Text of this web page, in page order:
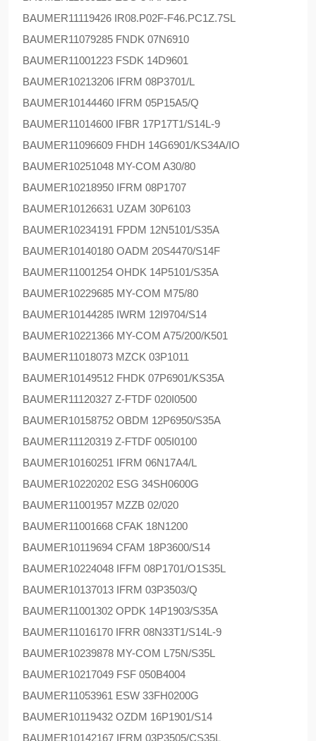
BAUMER11119426 IR08.P02F-F46.PC1Z.7SL
BAUMER11079285 FNDK 07N6910
BAUMER11001223 FSDK 14D9601
BAUMER10213206 IFRM 08P3701/L
BAUMER10144460 IFRM 05P15A5/Q
BAUMER11014600 IFBR 17P17T1/S14L-9
BAUMER11096609 FHDH 14G6901/KS34A/IO
BAUMER10251048 MY-COM A30/80
BAUMER10218950 IFRM 08P1707
BAUMER10126631 UZAM 30P6103
BAUMER10234191 FPDM 12N5101/S35A
BAUMER10140180 OADM 20S4470/S14F
BAUMER11001254 OHDK 14P5101/S35A
BAUMER10229685 MY-COM M75/80
BAUMER10144285 IWRM 12I9704/S14
BAUMER10221366 MY-COM A75/200/K501
BAUMER11018073 MZCK 03P1011
BAUMER10149512 FHDK 07P6901/KS35A
BAUMER11120327 Z-FTDF 020I0500
BAUMER10158752 OBDM 12P6950/S35A
BAUMER11120319 Z-FTDF 005I0100
BAUMER10160251 IFRM 06N17A4/L
BAUMER10220202 ESG 34SH0600G
BAUMER11001957 MZZB 02/020
BAUMER11001668 CFAK 18N1200
BAUMER10119694 CFAM 18P3600/S14
BAUMER10224048 IFFM 08P1701/O1S35L
BAUMER10137013 IFRM 03P3503/Q
BAUMER11001302 OPDK 14P1903/S35A
BAUMER11016170 IFRR 08N33T1/S14L-9
BAUMER10239878 MY-COM L75N/S35L
BAUMER10217049 FSF 050B4004
BAUMER11053961 ESW 33FH0200G
BAUMER10119432 OZDM 16P1901/S14
BAUMER10142167 IFRM 03P3505/CS35L